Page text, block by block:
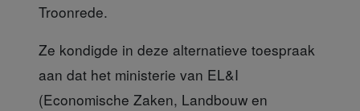
Troonrede.
Ze kondigde in deze alternatieve toespraak
aan dat het ministerie van EL&I
(Economische Zaken, Landbouw en